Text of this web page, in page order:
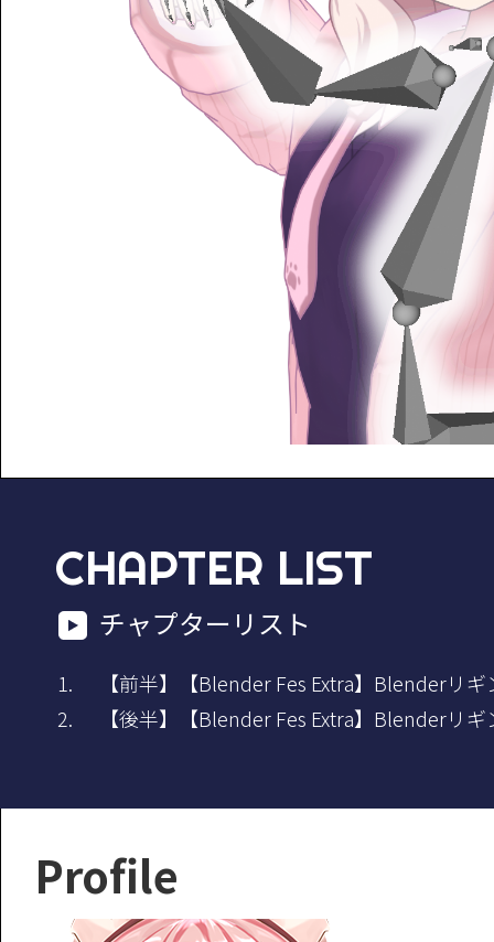
CHAPTER LIST
チャプターリスト
【前半】【Blender Fes Extra】Blenderリ
【後半】【Blender Fes Extra】Blenderリ
Profile